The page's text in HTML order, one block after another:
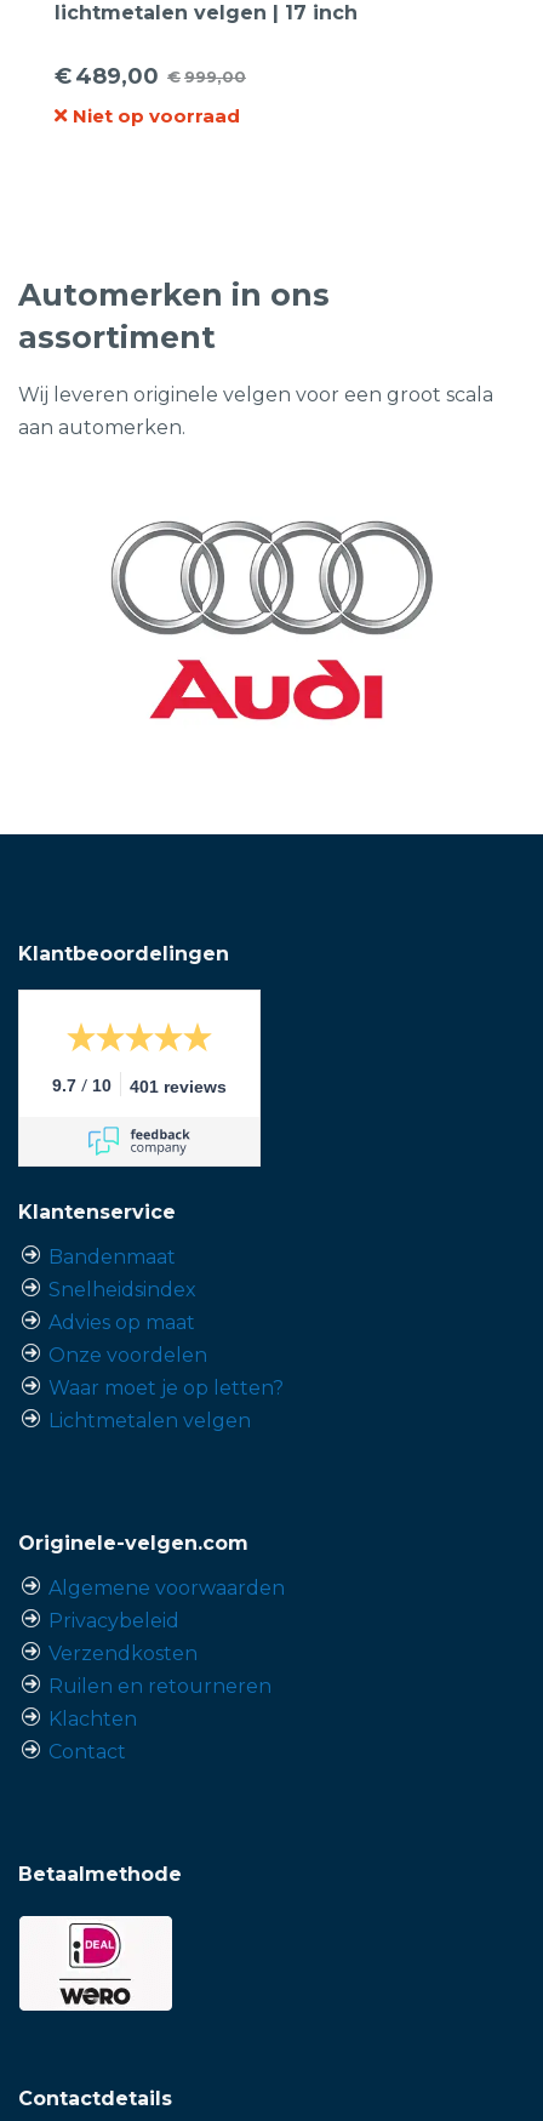
lichtmetalen velgen | 17 inch
€999,00
Oorspronkelijke
prijs
€489,00
Huidige
prijs
Niet op voorraad
Automerken in ons
assortiment
Wij leveren originele velgen voor een groot scala
aan automerken.
Klantbeoordelingen
9.7 / 10 401 reviews
Klantenservice
Bandenmaat
Snelheidsindex
Advies op maat
Onze voordelen
Waar moet je op letten?
Lichtmetalen velgen
Originele-velgen.com
Algemene voorwaarden
Privacybeleid
Verzendkosten
Ruilen en retourneren
Klachten
Contact
Betaalmethode
Contactdetails